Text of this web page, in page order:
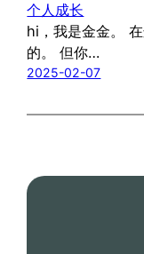
个人成长
hi，我是金金。
的。 但你…
2025-02-07